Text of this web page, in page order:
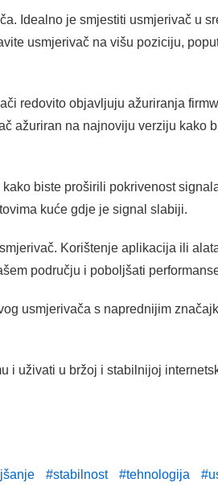
Idealno je smjestiti usmjerivač u
usmjerivač na višu poziciju,
redovito objavljuju ažuriranja
ažuriran na najnoviju verziju kako
biste proširili pokrivenost
kuće gdje je signal slabiji.
Korištenje aplikacija ili
području i poboljšati
usmjerivača s naprednijim
i uživati u bržoj i stabilnijoj
stabilnost tehnologija